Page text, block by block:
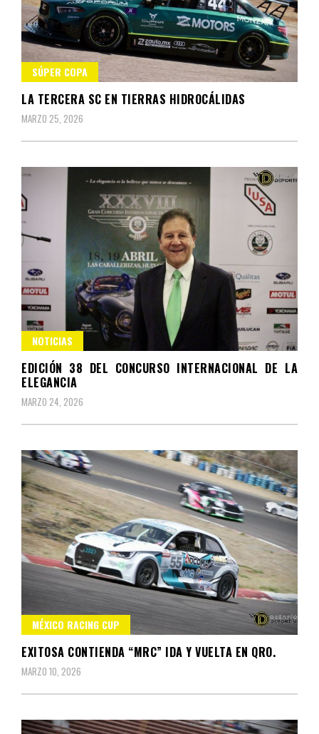
SÚPER COPA
LA TERCERA SC EN TIERRAS HIDROCÁLIDAS
MARZO 25, 2026
NOTICIAS
EDICIÓN 38 DEL CONCURSO INTERNACIONAL DE LA
ELEGANCIA
MARZO 24, 2026
MÉXICO RACING CUP
EXITOSA CONTIENDA “MRC” IDA Y VUELTA EN QRO.
MARZO 10, 2026